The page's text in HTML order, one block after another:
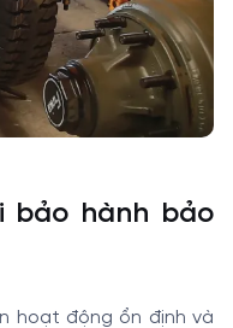
bảo hành bảo
hoạt động ổn định và